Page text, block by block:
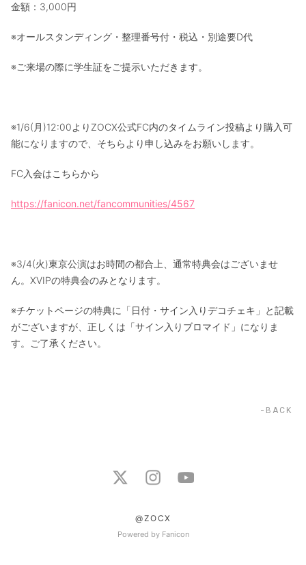
金額：3,000円
※オールスタンディング・整理番号付・税込・別途要D代
※ご来場の際に学生証をご提示いただきます。
※1/6(月)12:00よりZOCX公式FC内のタイムライン投稿より購入可
能になりますので、そちらより申し込みをお願いします。
FC入会はこちらから
https://fanicon.net/fancommunities/4567
※3/4(火)東京公演はお時間の都合上、通常特典会はございませ
ん。XVIPの特典会のみとなります。
※チケットページの特典に「日付・サイン入りデコチェキ」と記載
がございますが、正しくは「サイン入りブロマイド」になりま
す。ご了承ください。
BACK
@ZOCX
Powered by Fanicon